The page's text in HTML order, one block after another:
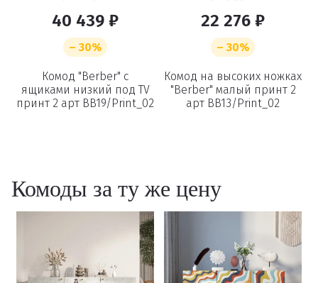
40 439 ₽
– 30%
Комод "Berber" с
ящиками низкий под TV
принт 2 арт BB19/Print_02
22 276 ₽
– 30%
Комод на высоких ножках
"Berber" малый принт 2
арт BB13/Print_02
Комоды за ту же цену